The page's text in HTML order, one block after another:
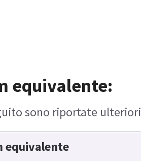
equivalente:
sono riportate
equivalente